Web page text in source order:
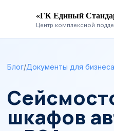
«ГК Единый
Центр комплексной
Блог/Документы для бизнеса
шкафов